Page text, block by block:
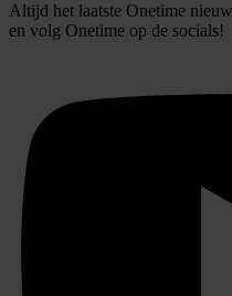
Altijd het laatste Onetime
en volg Onetime op de socials!